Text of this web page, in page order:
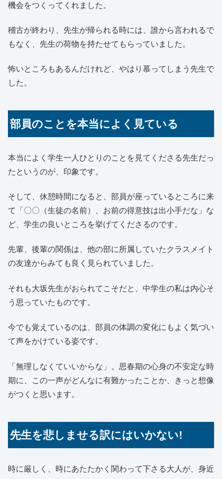
機会をつくってくれました。
稽古が終わり、先生が帰られる時には、誰から言われるで
もなく、先生の荷物を持たせてもらっていました。
怖いところもあるんだけれど、やはり慕ってしまう先生で
した。
部員のことを本当によく見ている
本当によく学生一人ひとりのことを見てくださる先生だっ
たというのが、印象です。
そして、休憩時間になると、部員が座っているところに来
て「〇〇（生徒の名前）、お前の得意技は出小手だな」な
ど、学生の良いところを挙げてくださるのです。
先輩、後輩の関係は、他の部に所属していたクラスメイト
の友達からみても良く見られていました。
それも大坂先生がおられてこそだと、中学生の私は内心そ
う思っていたものです。
今でも覚えているのは、部員の体調の変化にもよく気づい
て声をかけている姿です。
「無理しなくていいからな」。思春期の心身の不安定な時
期に、この一声がどんなに有難かったことか、きっと想像
がつくと思います。
先生を悲しませる訳にはいかない!
時に厳しく、時にあたたかく関わって下さる大人が、身近